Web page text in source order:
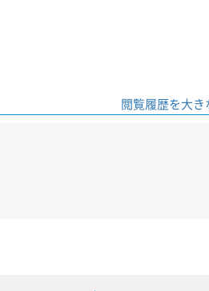
閲覧履歴を大き